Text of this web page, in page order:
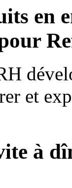
en
et
à